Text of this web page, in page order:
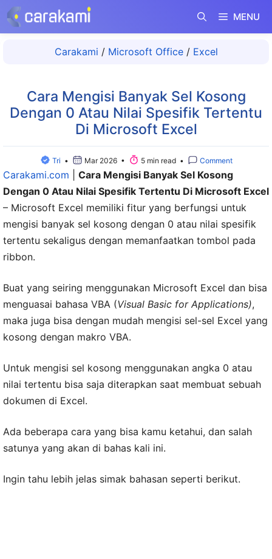
Langsung
ke
MENU
Carakami / Microsoft Office/ Excel
Cara Mengisi Banyak Sel Kosong
Dengan 0 Atau Nilai Spesifik Tertentu
Di Microsoft Excel
Tri • Mar 2026 • 5 min read • Comment
Carakami.com
Cara Mengisi Banyak Sel Kosong
Dengan 0 Atau Nilai Spesifik Tertentu Di Microsoft Excel
– Microsoft Excel memiliki fitur yang berfungsi untuk
mengisi banyak sel kosong dengan 0 atau nilai spesifik
tertentu sekaligus dengan memanfaatkan tombol pada
ribbon.
Buat yang seiring menggunakan Microsoft Excel dan bisa
menguasai bahasa VBA (Visual Basic for Applications),
maka juga bisa dengan mudah mengisi sel-sel Excel yang
kosong dengan makro VBA.
Untuk mengisi sel kosong menggunakan angka 0 atau
nilai tertentu bisa saja diterapkan saat membuat sebuah
dokumen di Excel.
Ada beberapa cara yang bisa kamu ketahui, dan salah
satunya yang akan di bahas kali ini.
Ingin tahu lebih jelas simak bahasan seperti berikut.